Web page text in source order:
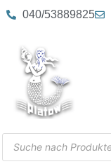
040/53889825